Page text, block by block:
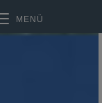
MENÜ